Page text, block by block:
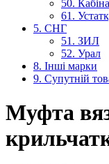
50.
61.
5. СНГ
51. ЗИЛ
52. Урал
8. Інші марки
9. Супутній
Муфта